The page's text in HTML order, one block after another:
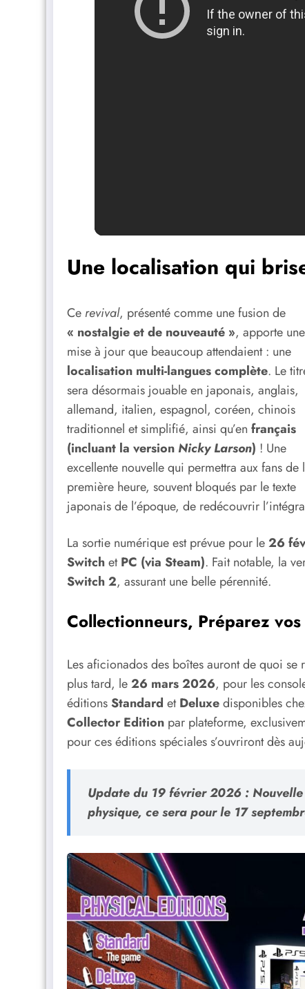
Une localisation qui
Ce revival, présenté comme une fusion de
« nostalgie et de nouveauté », apporte une
mise à jour que beaucoup attendaient : une
localisation multi-langues complète. Le
sera désormais jouable en japonais, anglais,
allemand, italien, espagnol, coréen, chinois
traditionnel et simplifié, ainsi qu’en français
(incluant la versionNicky Larson) ! Une
excellente nouvelle qui permettra aux fans de
première heure, souvent bloqués par le texte
japonais de l’époque, de redécouvrir
La sortie numérique est prévue pour le26
SwitchetPC (via Steam). Fait notable, la
Switch 2, assurant une belle pérennité.
Collectionneurs, Préparez
Les aficionados des boîtes auront de quoi
plus tard, le26 mars 2026, pour les
éditionsStandard etDeluxedisponibles
Collector Edition par plateforme,
pour ces éditions spéciales s’ouvriront dès
Update du 19 février 2026 :
physique, ce sera pour le 17